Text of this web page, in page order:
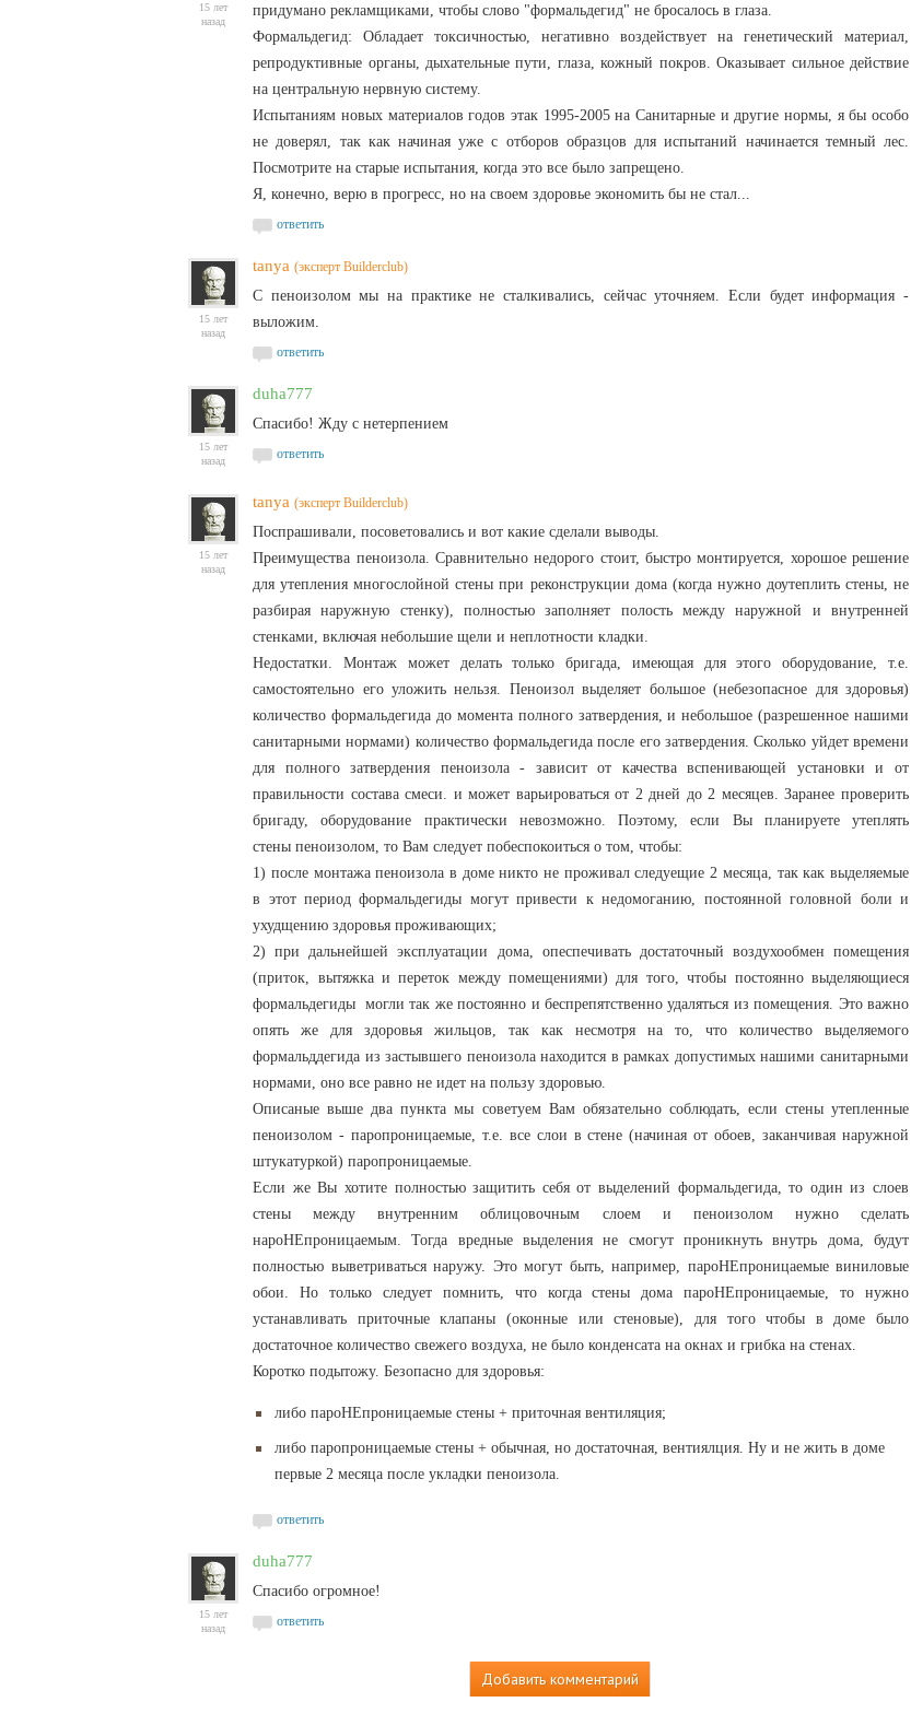
15 лет
назад
придумано рекламщиками, чтобы слово "формальдегид" не бросалось в глаза.
Формальдегид: Обладает токсичностью, негативно воздействует на генетический материал,
репродуктивные органы, дыхательные пути, глаза, кожный покров. Оказывает сильное действие
на центральную нервную систему.
Испытаниям новых материалов годов этак 1995-2005 на Санитарные и другие нормы, я бы особо
не доверял, так как начиная уже с отборов образцов для испытаний начинается темный лес.
Посмотрите на старые испытания, когда это все было запрещено.
Я, конечно, верю в прогресс, но на своем здоровье экономить бы не стал...
ответить
15 лет
назад
tanya (эксперт Builderclub)
С пеноизолом мы на практике не сталкивались, сейчас уточняем. Если будет информация -
выложим.
ответить
15 лет
назад
duha777
Спасибо! Жду с нетерпением
ответить
15 лет
назад
tanya (эксперт Builderclub)
Поспрашивали, посоветовались и вот какие сделали выводы.
Преимущества пеноизола. Сравнительно недорого стоит, быстро монтируется, хорошое решение
для утепления многослойной стены при реконструкции дома (когда нужно доутеплить стены, не
разбирая наружную стенку), полностью заполняет полость между наружной и внутренней
стенками, включая небольшие щели и неплотности кладки.
Недостатки. Монтаж может делать только бригада, имеющая для этого оборудование, т.е.
самостоятельно его уложить нельзя. Пеноизол выделяет большое (небезопасное для здоровья)
количество формальдегида до момента полного затвердения, и небольшое (разрешенное нашими
санитарными нормами) количество формальдегида после его затвердения. Сколько уйдет времени
для полного затвердения пеноизола - зависит от качества вспенивающей установки и от
правильности состава смеси. и может варьироваться от 2 дней до 2 месяцев. Заранее проверить
бригаду, оборудование практически невозможно. Поэтому, если Вы планируете утеплять
стены пеноизолом, то Вам следует побеспокоиться о том, чтобы:
1) после монтажа пеноизола в доме никто не проживал следуещие 2 месяца, так как выделяемые
в этот период формальдегиды могут привести к недомоганию, постоянной головной боли и
ухудщению здоровья проживающих;
2) при дальнейшей эксплуатации дома, опеспечивать достаточный воздухообмен помещения
(приток, вытяжка и переток между помещениями) для того, чтобы постоянно выделяющиеся
формальдегиды могли так же постоянно и беспрепятственно удаляться из помещения. Это важно
опять же для здоровья жильцов, так как несмотря на то, что количество выделяемого
формальддегида из застывшего пеноизола находится в рамках допустимых нашими санитарными
нормами, оно все равно не идет на пользу здоровью.
Описаные выше два пункта мы советуем Вам обязательно соблюдать, если стены утепленные
пеноизолом - паропроницаемые, т.е. все слои в стене (начиная от обоев, заканчивая наружной
штукатуркой) паропроницаемые.
Если же Вы хотите полностью защитить себя от выделений формальдегида, то один из слоев
стены между внутренним облицовочным слоем и пеноизолом нужно сделать
нароНЕпроницаемым. Тогда вредные выделения не смогут проникнуть внутрь дома, будут
полностью выветриваться наружу. Это могут быть, например, пароНЕпроницаемые виниловые
обои. Но только следует помнить, что когда стены дома пароНЕпроницаемые, то нужно
устанавливать приточные клапаны (оконные или стеновые), для того чтобы в доме было
достаточное количество свежего воздуха, не было конденсата на окнах и грибка на стенах.
Коротко подытожу. Безопасно для здоровья:
либо пароНЕпроницаемые стены + приточная вентиляция;
либо паропроницаемые стены + обычная, но достаточная, вентиялция. Ну и не жить в доме
первые 2 месяца после укладки пеноизола.
ответить
15 лет
назад
duha777
Спасибо огромное!
ответить
Добавить комментарий